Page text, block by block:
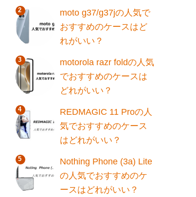
moto g37/g37jの人気で
おすすめのケースはど
れがいい？
motorola razr foldの人気
でおすすめのケースは
どれがいい？
REDMAGIC 11 Proの人
気でおすすめのケース
はどれがいい？
Nothing Phone (3a) Lite
の人気でおすすめのケ
ースはどれがいい？